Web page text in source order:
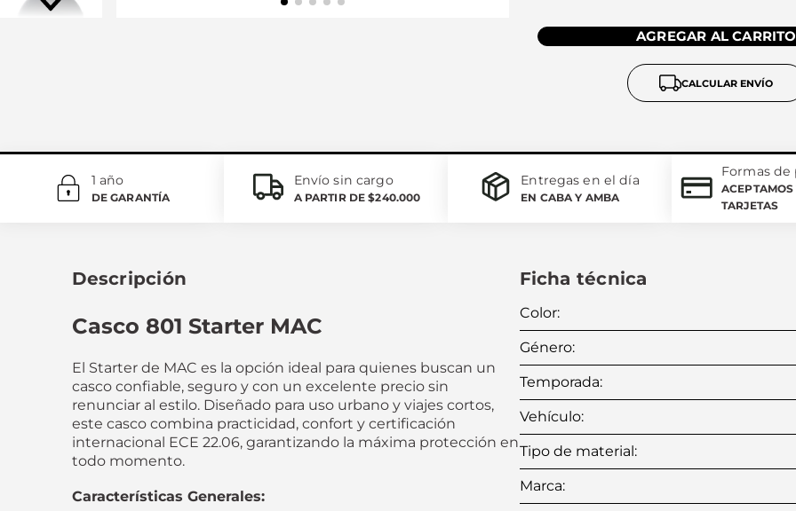
AGREGAR AL CARRITO
CALCULAR ENVÍO
1 año
DE GARANTÍA
Envío sin cargo
A PARTIR DE $240.000
Entregas en el día
EN CABA Y AMBA
Formas de
TARJETAS
Descripción
Casco 801 Starter MAC
El Starter de MAC es la opción ideal para quienes buscan un
casco confiable, seguro y con un excelente precio sin
renunciar al estilo. Diseñado para uso urbano y viajes cortos,
este casco combina practicidad, confort y certificación
internacional ECE 22.06, garantizando la máxima protección en
todo momento.
Características Generales:
Ficha técnica
Color:
Género:
Temporada:
Vehículo:
Tipo de material:
Marca: